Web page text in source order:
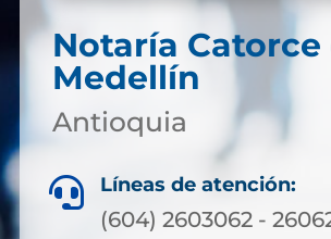
Notaría Catorce
Medellín
Antioquia
 Líneas de atención:
(604) 2603062 -